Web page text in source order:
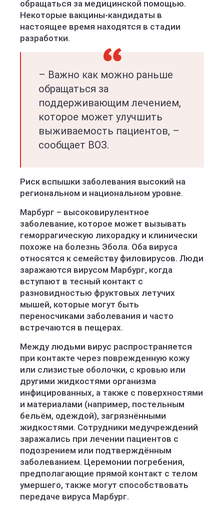
обращаться за медицинской помощью.
Некоторые вакцины-кандидаты в
настоящее время находятся в стадии
разработки.
– Важно как можно раньше
обращаться за
поддерживающим лечением,
которое может улучшить
выживаемость пациентов, –
сообщает ВОЗ.
Риск вспышки заболевания высокий на
региональном и национальном уровне.
Марбург – высоковирулентное
заболевание, которое может вызывать
геморрагическую лихорадку и клинически
похоже на болезнь Эбола. Оба вируса
относятся к семейству филовирусов. Люди
заражаются вирусом Марбург, когда
вступают в тесный контакт с
разновидностью фруктовых летучих
мышей, которые могут быть
переносчиками заболевания и часто
встречаются в пещерах.
Между людьми вирус распространяется
при контакте через поврежденную кожу
или слизистые оболочки, с кровью или
другими жидкостями организма
инфицированных, а также с поверхностями
и материалами (например, постельным
бельём, одеждой), загрязнёнными
жидкостями. Сотрудники медучреждений
заражались при лечении пациентов с
подозрением или подтверждённым
заболеванием. Церемонии погребения,
предполагающие прямой контакт с телом
умершего, также могут способствовать
передаче вируса Марбург.